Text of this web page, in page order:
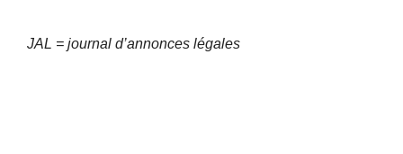
JAL = journal d’annonces légales